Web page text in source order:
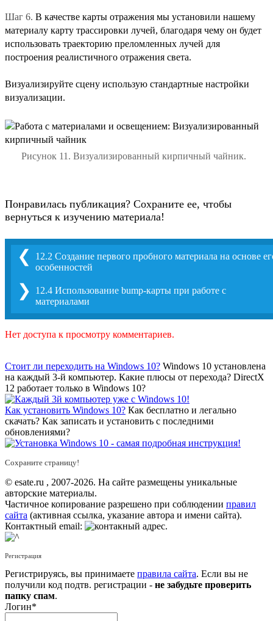
Шаг 6. В качестве карты отражения мы установили нашему
материалу карту трассировки лучей, благодаря чему он будет
использовать траекторию преломленных лучей для
построения реалистичного отражения света.
Визуализируйте сцену использую стандартные настройки
визуализации.
Рисунок 11. Визуализированный кирпичный чайник.
Понравилась публикация? Сохраните ее, чтобы
вернуться к изучению материала!
❮
12.2 Создание первого пробного материала на основе
особенностей
❯
12.4 Использование bump-карты при работе с
материалами
Нет доступа к просмотру комментариев.
Стоит ли переходить на Windows 10? Windows 10 установлена
на каждый 3-й компьютер. Какие плюсы от перехода? DirectX
12 работает только в Windows 10?
Как установить Windows 10? Как бесплатно и легально
скачать? Как записать и установить с последними
обновлениями?
Сохраните страницу!
© esate.ru , 2007-2026. На сайте размещены уникальные
авторские материалы.
Частичное копирование разрешено при соблюдении правил
сайта (активная ссылка, указание автора и имени сайта).
Контактный email:
.
Регистрация
Регистрируясь, вы принимаете правила сайта. Если вы не
получили код подтв. регистрации - не забудьте проверить
папку спам.
Логин*